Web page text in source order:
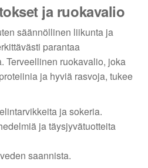
ja ruokavalio
säännöllinen liikunta ja
parantaa
Terveellinen ruokavalio, joka
ja hyviä rasvoja, tukee
ja sokeria.
ja täysjyvätuotteita
saannista.